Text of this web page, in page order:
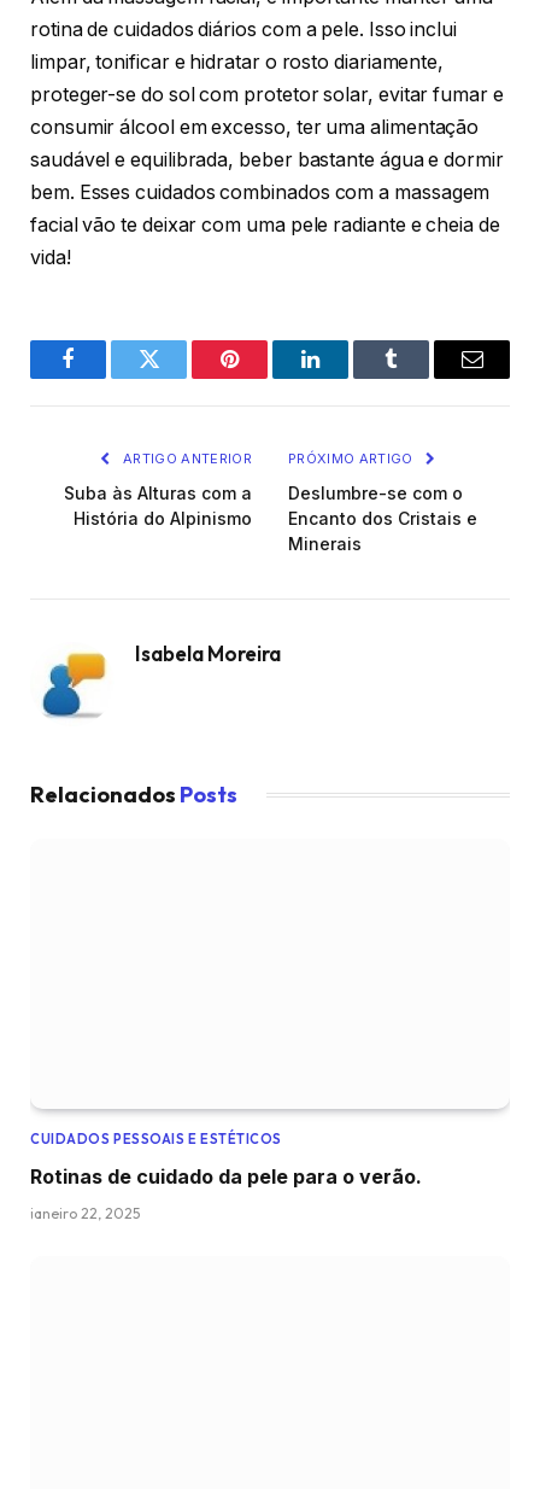
rotina de cuidados diários com a pele. Isso inclui
limpar, tonificar e hidratar o rosto diariamente,
proteger-se do sol com protetor solar, evitar fumar e
consumir álcool em excesso, ter uma alimentação
saudável e equilibrada, beber bastante água e dormir
bem. Esses cuidados combinados com a massagem
facial vão te deixar com uma pele radiante e cheia de
vida!
FacebookTwitter Pinterest O
Tumblr
E-
ARTIGO ANTERIOR
Suba às Alturas com a
História do Alpinismo
PRÓXIMO ARTIGO
Deslumbre-se com o
Encanto dos Cristais e
Minerais
Isabela Moreira
Relacionados Posts
CUIDADOS PESSOAIS E ESTÉTICOS
Rotinas de cuidado da pele para o verão.
janeiro 22, 2025